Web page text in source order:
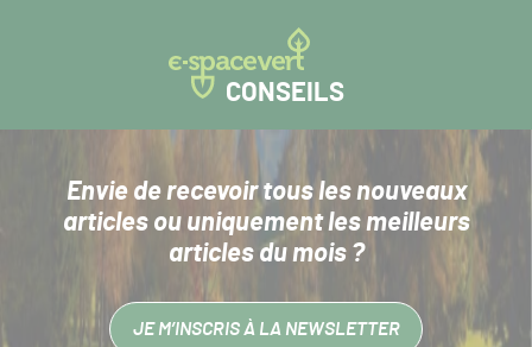
CONSEILS
Envie de recevoir tous les nouveaux
articlesou uniquement les meilleurs
articles du mois ?
JE M’INSCRIS À LA NEWSLETTER